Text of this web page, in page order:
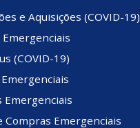
e Aquisições (COVID-19)
(COVID-19)
Emergenciais
Compras Emergenciais